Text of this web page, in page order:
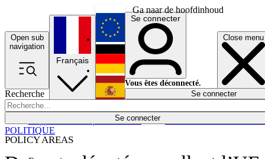
Ga naar de hoofdinhoud
Open sub
navigation
Close menu
Recherche
Se connecter
POLICY AREAS
Économie
Français
English
Deutsch
Español
Se connecter
Vous êtes déconnecté.
Se connecter
POLITIQUE